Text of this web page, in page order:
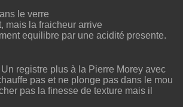
le verre
mais la fraicheur arrive
equilibre par une acidité presente.
registre plus à la Pierre Morey avec
pas et ne plonge pas dans le mou
pas la finesse de texture mais il